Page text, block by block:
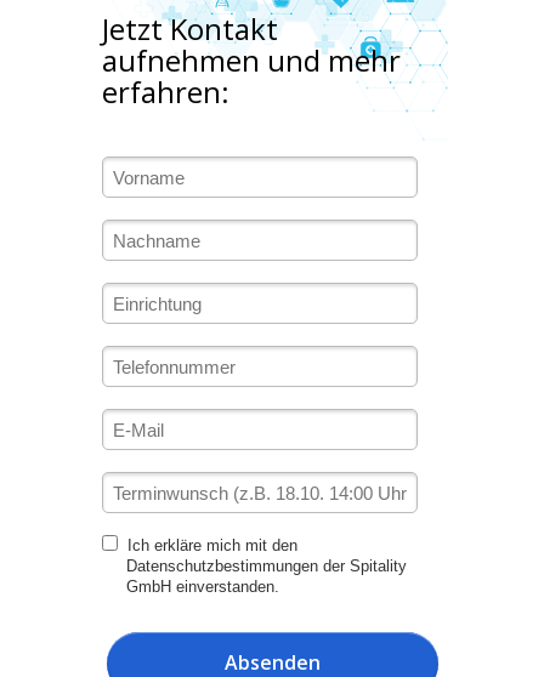
Ich erkläre mich mit den
Datenschutzbestimmungen der Spitality
GmbH einverstanden.
Absenden
Jetzt Kontakt
aufnehmen und mehr
erfahren: